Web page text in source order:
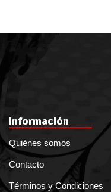
Información
Quiénes somos
Contacto
Términos y Condiciones